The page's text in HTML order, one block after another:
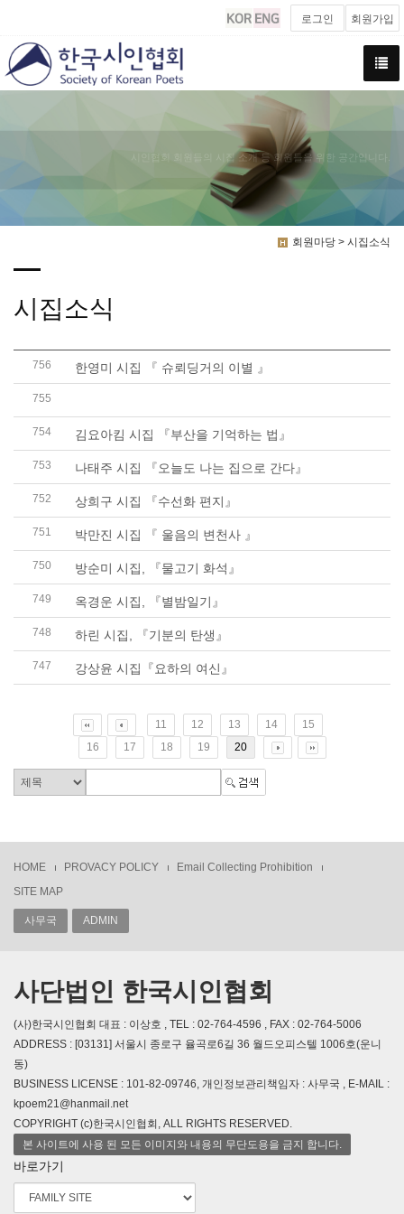
로그인 회원가입
시인협회 회원들의 시집 소개 등 회원들을 위한 공간입니다.
회원마당 > 시집소식
시집소식
756 한영미 시집 『 슈뢰딩거의 이별 』
755
754 김요아킴 시집 『부산을 기억하는 법』
753 나태주 시집 『오늘도 나는 집으로 간다』
752 상희구 시집 『수선화 편지』
751 박만진 시집 『 울음의 변천사 』
750 방순미 시집, 『물고기 화석』
749 옥경운 시집, 『별밤일기』
748 하린 시집, 『기분의 탄생』
747 강상윤 시집『요하의 여신』
11 12 13 14
15
16
17 18 19 20
HOME PROVACY POLICY
Email Collecting Prohibition
SITE MAP
사무국 ADMIN
사단법인 한국시인협회
(사)한국시인협회 대표 : 이상호 , TEL : 02-764-4596 , FAX : 02-764-5006
ADDRESS : [03131] 서울시 종로구 율곡로6길 36 월드오피스텔 1006호(운니
동)
BUSINESS LICENSE : 101-82-09746, 개인정보관리책임자 : 사무국 , E-MAIL :
kpoem21@hanmail.net
COPYRIGHT (c)한국시인협회, ALL RIGHTS RESERVED.
본 사이트에 사용 된 모든 이미지와 내용의 무단도용을 금지 합니다.
바로가기